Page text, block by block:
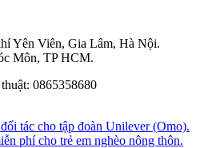
Yên Viên, Gia Lâm, Hà Nội.
Môn, TP HCM.
0865358680
tác cho tập đoàn Unilever (Omo).
phí cho trẻ em nghèo nông thôn.